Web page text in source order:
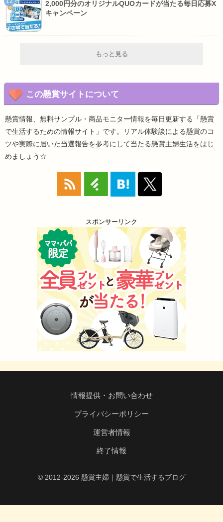
2,000円分のオリジナルQUOカードが当たる毎日応募X
キャンペーン
もっと見る
この懸賞サイトについて
懸賞情報、無料サンプル・商品モニター情報を毎日更新する「懸賞
で生活するための情報サイト」です。リアル体験談による懸賞のコ
ツや実際に届いた当選報告を参考にして当たる懸賞主婦生活をはじ
めましょう☆
スポンサーリンク
情報提供・お問い合わせ
プライバシーポリシー
運営者情報
終了情報
© 2012-2026 懸賞主婦｜懸賞で生活するブログ